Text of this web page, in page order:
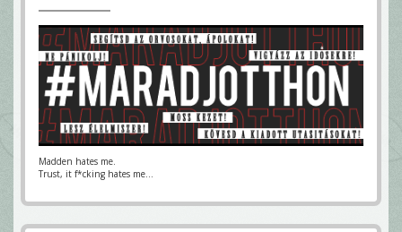
Madden hates me.
Trust, it f*cking hates me...